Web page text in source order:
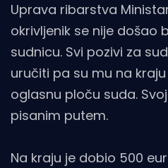
Uprava ribarstva
okrivljenik se nije došao
sudnicu. Svi pozivi za
uručiti pa su mu na kraju
oglasnu ploču suda.
pisanim putem.
Na kraju je dobio 500